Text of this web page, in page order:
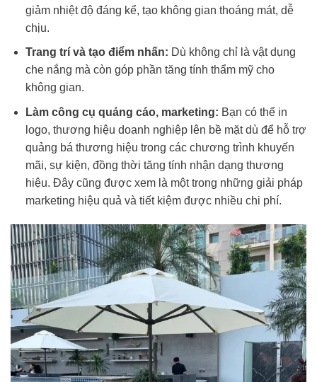
giảm nhiệt độ đáng kể, tạo không gian thoáng mát, dễ
chịu.
Trang trí và tạo điểm nhấn: Dù không chỉ là vật dụng
che nắng mà còn góp phần tăng tính thẩm mỹ cho
không gian.
Làm công cụ quảng cáo, marketing: Bạn có thể in
logo, thương hiệu doanh nghiệp lên bề mặt dù để hỗ trợ
quảng bá thương hiệu trong các chương trình khuyến
mãi, sự kiện, đồng thời tăng tính nhận dạng thương
hiệu. Đây cũng được xem là một trong những giải pháp
marketing hiệu quả và tiết kiệm được nhiều chi phí.